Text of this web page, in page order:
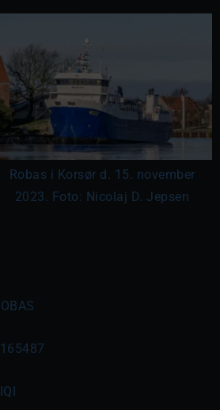
Robas i Korsør d. 15. november
2023. Foto: Nicolaj D. Jepsen